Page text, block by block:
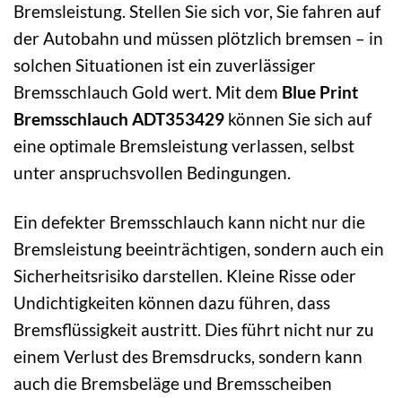
Bremsleistung. Stellen Sie sich vor, Sie fahren auf
der Autobahn und müssen plötzlich bremsen – in
solchen Situationen ist ein zuverlässiger
Bremsschlauch Gold wert. Mit dem Blue Print
Bremsschlauch ADT353429 können Sie sich auf
eine optimale Bremsleistung verlassen, selbst
unter anspruchsvollen Bedingungen.
Ein defekter Bremsschlauch kann nicht nur die
Bremsleistung beeinträchtigen, sondern auch ein
Sicherheitsrisiko darstellen. Kleine Risse oder
Undichtigkeiten können dazu führen, dass
Bremsflüssigkeit austritt. Dies führt nicht nur zu
einem Verlust des Bremsdrucks, sondern kann
auch die Bremsbeläge und Bremsscheiben